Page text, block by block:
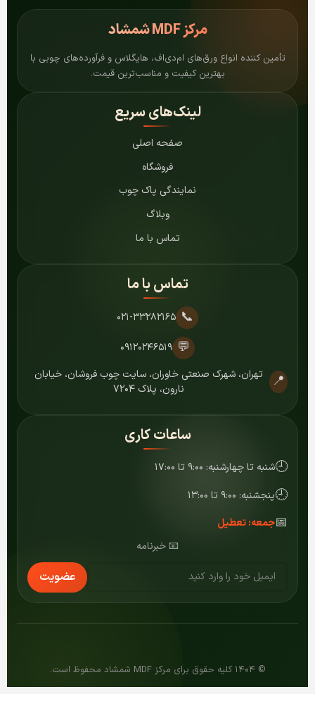
مرکزMDF شمشاد
تأمین کننده انواع ورق‌های ام‌دی‌اف، هایگلاس و فرآورده‌های چوبی با
بهترین کیفیت و مناسب‌ترین قیمت.
لینک‌های سریع
صفحه اصلی
فروشگاه
نمایندگی پاک چوب
وبلاگ
تماس با ما
تماس با ما
📞 ۰۲۱-۳۳۲۸۲۱۶۵
💬 ۰۹۱۲۰۲۴۶۵۱۹
📍
تهران، شهرک صنعتی خاوران، سایت چوب فروشان، خیابان
نارون، پلاک ۷۲۰۴
ساعات کاری
🕘شنبه تا چهارشنبه: ۹:۰۰ تا ۱۷:۰۰
🕘پنجشنبه: ۹:۰۰ تا ۱۳:۰۰
📅جمعه: تعطیل
📧 خبرنامه
عضویت
© ۱۴۰۴ کلیه حقوق برای مرکز MDF شمشاد محفوظ است.